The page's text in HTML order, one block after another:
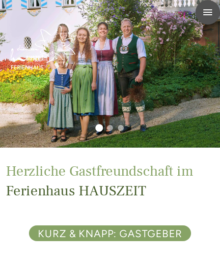
Herzliche Gastfreundschaft im
Ferienhaus HAUSZEIT
KURZ & KNAPP: GASTGEBER